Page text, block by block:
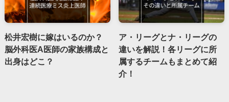
松井宏樹に嫁はいるのか？
脳外科医A医師の家族構成と
出身はどこ？
ア・リーグとナ・リーグの
違いを解説！各リーグに所
属するチームもまとめて紹
介！